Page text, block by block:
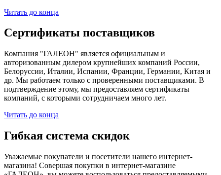
Читать до конца
Сертификаты поставщиков
Компания "ГАЛЕОН" является официальным и
авторизованным дилером крупнейших компаний России,
Белоруссии, Италии, Испании, Франции, Германии, Китая и
др. Мы работаем только с проверенными поставщиками. В
подтверждение этому, мы предоставляем сертификаты
компаний, с которыми сотрудничаем много лет.
Читать до конца
Гибкая система скидок
Уважаемые покупатели и посетители нашего интернет-
магазина! Совершая покупки в интернет-магазине